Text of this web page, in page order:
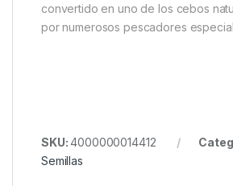
convertido en uno de los cebos
por numerosos pescadores
SKU:4000000014412
Semillas